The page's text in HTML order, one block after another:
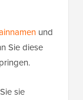
und
Sie diese
sie